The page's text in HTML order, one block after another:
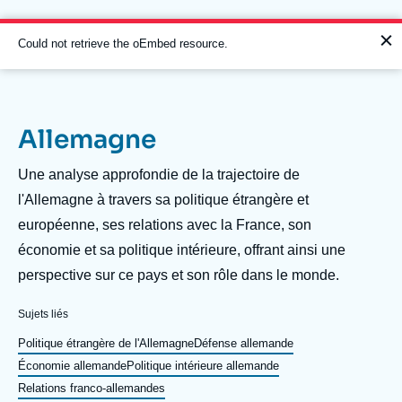
au
contenu
principal
Navigation
principale
L'Ifri
Analyses
Événements
À propos de l'Ifri
L'Ifri en bref
Recherches fréquentes
Message
d'erreur
Could not retrieve the oEmbed resource.
Allemagne
Description
Une analyse approfondie de la trajectoire de
l'Allemagne à travers sa politique étrangère et
européenne, ses relations avec la France, son
économie et sa politique intérieure, offrant ainsi une
perspective sur ce pays et son rôle dans le monde.
Sujets liés
Politique étrangère de l'AllemagneDéfense allemande
Économie allemandePolitique intérieure allemande
Relations franco-allemandes